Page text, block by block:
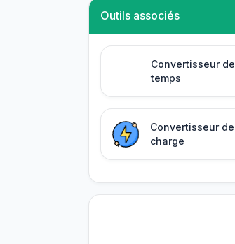
Outils associés
Convertisseur de
temps
Convertisseur de
charge